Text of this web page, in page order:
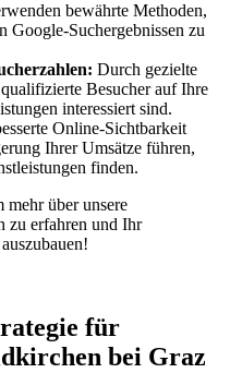
bewährte Methoden,
Google-Suchergebnissen zu
Durch gezielte
Besucher auf Ihre
interessiert sind.
Online-Sichtbarkeit
Ihrer Umsätze führen,
finden.
mehr über unsere
zu erfahren und Ihr
für
bei Graz